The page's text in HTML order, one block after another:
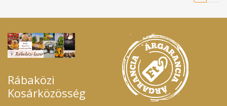
Rábaközi
Kosárközösség